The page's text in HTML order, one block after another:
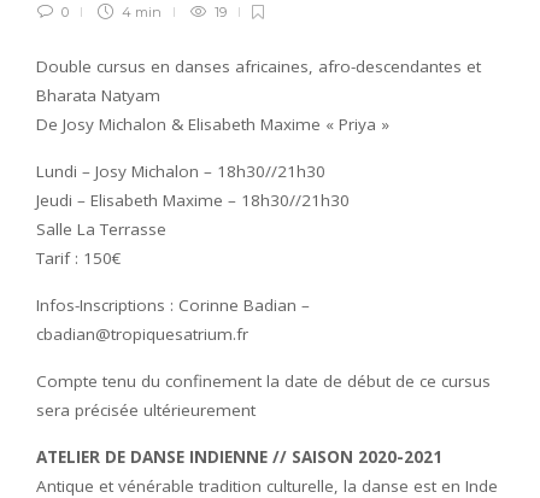
0
4 min 19
Double cursus en danses africaines, afro-descendantes et
Bharata Natyam
De Josy Michalon & Elisabeth Maxime « Priya »
Lundi – Josy Michalon – 18h30//21h30
Jeudi – Elisabeth Maxime – 18h30//21h30
Salle La Terrasse
Tarif : 150€
Infos-Inscriptions : Corinne Badian –
cbadian@tropiquesatrium.fr
Compte tenu du confinement la date de début de ce cursus
sera précisée ultérieurement
ATELIER DE DANSE INDIENNE // SAISON 2020-2021
Antique et vénérable tradition culturelle, la danse est en Inde